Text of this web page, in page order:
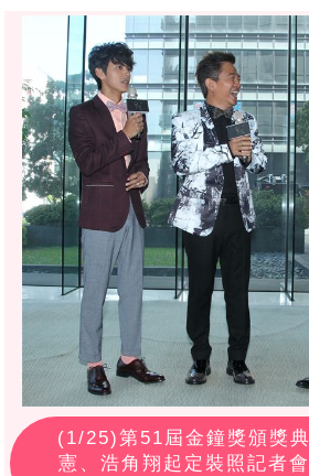
(1/25)第51屆金鐘獎頒獎
憲、浩角翔起定裝照記者